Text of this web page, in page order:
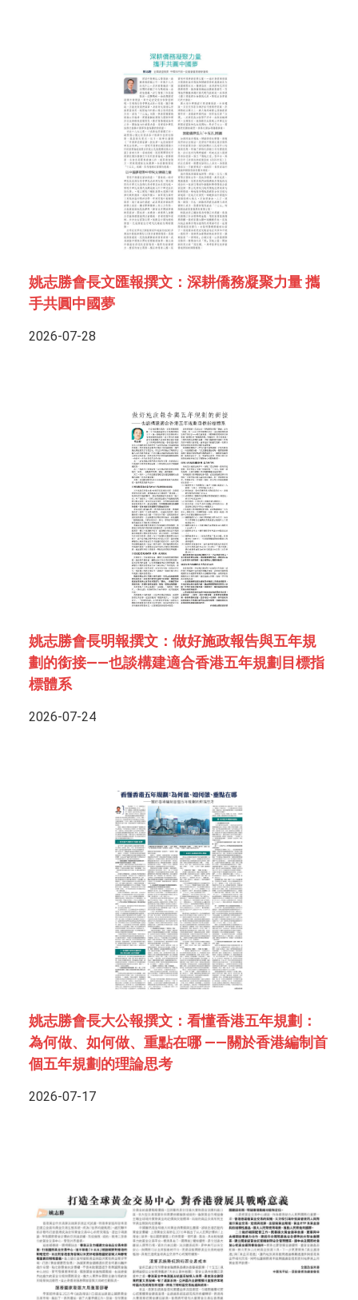
姚志勝會長文匯報撰文：深耕僑務凝聚力量 攜
手共圓中國夢
2026-07-28
姚志勝會長明報撰文：做好施政報告與五年規
劃的銜接——也談構建適合香港五年規劃目標指
標體系
2026-07-24
姚志勝會長大公報撰文：看懂香港五年規劃：
為何做、如何做、重點在哪 ——關於香港編制首
個五年規劃的理論思考
2026-07-17